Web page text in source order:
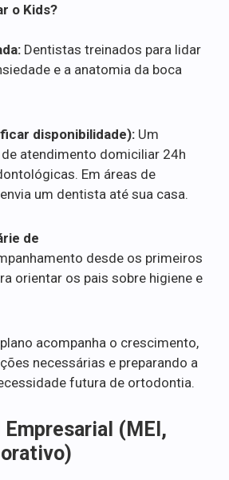
o Kids?
Dentistas treinados para lidar
e a anatomia da boca
disponibilidade): Um
atendimento domiciliar 24h
Em áreas de
um dentista até sua casa.
de
desde os primeiros
orientar os pais sobre higiene e
acompanha o crescimento,
necessárias e preparando a
futura de ortodontia.
(MEI,